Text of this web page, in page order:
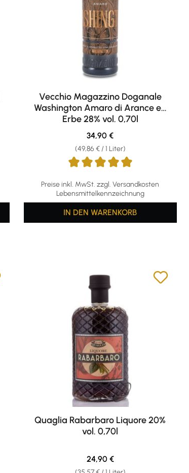
Vecchio Magazzino Doganale
Washington Amaro di Arance ed
Erbe 28% vol. 0,70l
Preise inkl. MwSt. zzgl. Versandkosten
Lebensmittelkennzeichnung
(49,86 € / 1 Liter)
Regulärer Preis:
34,90 €
IN DEN WARENKORB
Quaglia Rabarbaro Liquore 20%
vol. 0,70l
Regulärer Preis:
24,90 €